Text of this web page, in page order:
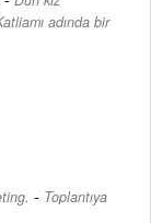
adında bir
- Toplantıya